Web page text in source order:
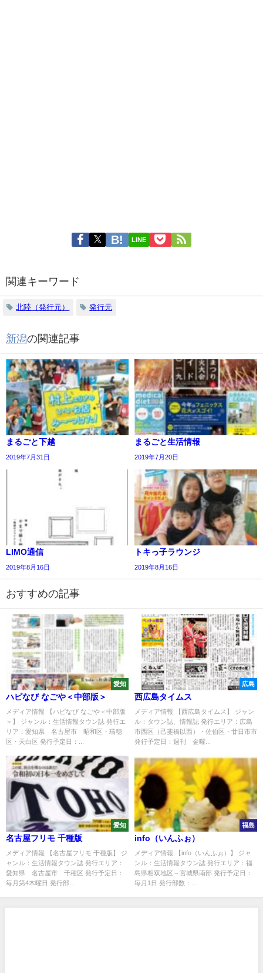
LINE
関連キーワード
北陸（発行元） 発行元
新潟の関連記事
まるごと下越
2019年7月31日
まるごと生活情報
2019年7月20日
LIMO通信
2019年8月16日
トキっ子ラウンジ
2019年8月16日
おすすめの記事
愛知
ハピなび なごや＜中部版＞
メディア情報 【ハピなび なごや＜中部版
＞】 ジャンル：生活情報タウン誌 発行エ
リア：愛知県 名古屋市 昭和区・瑞穂
区・天白区 発行予定日：...
広島
西広島タイムス
メディア情報 【西広島タイムス】 ジャン
ル：タウン誌、情報誌 発行エリア：広島
市西区（己斐橋以西）・佐伯区・廿日市市
発行予定日：週刊 金曜...
愛知
名古屋フリモ 千種版
メディア情報 【名古屋フリモ 千種版】 ジ
ャンル：生活情報タウン誌 発行エリア：
愛知県 名古屋市 千種区 発行予定日：
毎月第4木曜日 発行部...
福島
info（いんふぉ）
メディア情報 【info（いんふぉ）】 ジャ
ンル：生活情報タウン誌 発行エリア：福
島県相双地区～宮城県南部 発行予定日：
毎月1日 発行部数：...